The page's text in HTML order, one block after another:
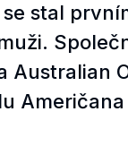
se stal
Australian